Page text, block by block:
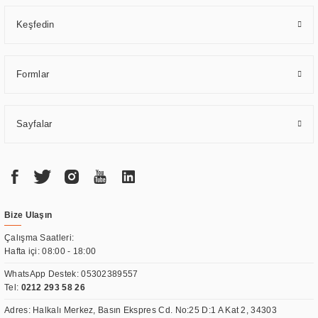
Keşfedin
Formlar
Sayfalar
Bize Ulaşın
Çalışma Saatleri:
Hafta içi: 08:00 - 18:00
WhatsApp Destek:05302389557
Tel: 0212 293 58 26
Adres: Halkalı Merkez, Basın Ekspres Cd. No:25 D:1 A Kat 2, 34303